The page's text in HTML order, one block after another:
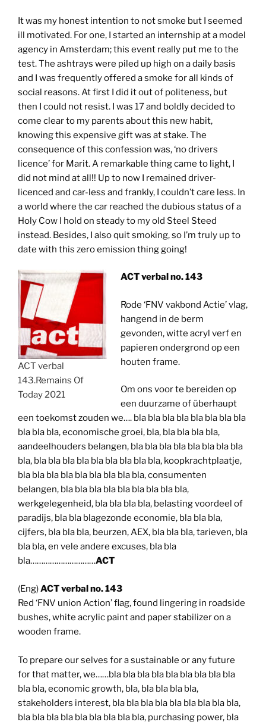
It was my honest intention to not smoke but I seemed
ill motivated. For one, I started an internship at a model
agency in Amsterdam; this event really put me to the
test. The ashtrays were piled up high on a daily basis
and I was frequently offered a smoke for all kinds of
social reasons. At first I did it out of politeness, but
then I could not resist. I was 17 and boldly decided to
come clear to my parents about this new habit,
knowing this expensive gift was at stake. The
consequence of this confession was, ‘no drivers
licence’ for Marit. A remarkable thing came to light, I
did not mind at all!! Up to now I remained driver-
licenced and car-less and frankly, I couldn’t care less. In
a world where the car reached the dubious status of a
Holy Cow I hold on steady to my old Steel Steed
instead. Besides, I also quit smoking, so I’m truly up to
date with this zero emission thing going!
ACT verbal
143.Remains Of
Today 2021
ACT verbal no. 143
Rode ‘FNV vakbond Actie’ vlag,
hangend in de berm
gevonden, witte acryl verf en
papieren ondergrond op een
houten frame.
Om ons voor te bereiden op
een duurzame of überhaupt
een toekomst zouden we…. bla bla bla bla bla bla bla bla
bla bla bla, economische groei, bla, bla bla bla bla,
aandeelhouders belangen, bla bla bla bla bla bla bla bla
bla, bla bla bla bla bla bla bla bla bla, koopkrachtplaatje,
bla bla bla bla bla bla bla bla bla, consumenten
belangen, bla bla bla bla bla bla bla bla bla,
werkgelegenheid, bla bla bla bla, belasting voordeel of
paradijs, bla bla blagezonde economie, bla bla bla,
cijfers, bla bla bla, beurzen, AEX, bla bla bla, tarieven, bla
bla bla, en vele andere excuses, bla bla
bla…………………………ACT
(Eng)ACT verbal no. 143
Red ‘FNV union Action’ flag, found lingering in roadside
bushes, white acrylic paint and paper stabilizer on a
wooden frame.
To prepare our selves for a sustainable or any future
for that matter, we……bla bla bla bla bla bla bla bla bla
bla bla, economic growth, bla, bla bla bla bla,
stakeholders interest, bla bla bla bla bla bla bla bla bla,
bla bla bla bla bla bla bla bla bla, purchasing power, bla